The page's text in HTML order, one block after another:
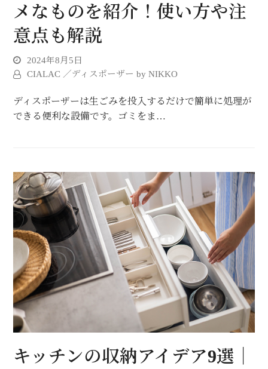
メなものを紹介！使い方や注
意点も解説
2024年8月5日
CIALAC ／ディスポーザー by NIKKO
ディスポーザーは生ごみを投入するだけで簡単に処理が
できる便利な設備です。ゴミをま…
キッチンの収納アイデア9選｜